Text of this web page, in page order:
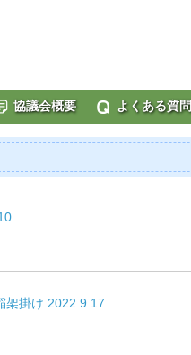
協議会概要 よくある質問
架掛け 2022.9.17